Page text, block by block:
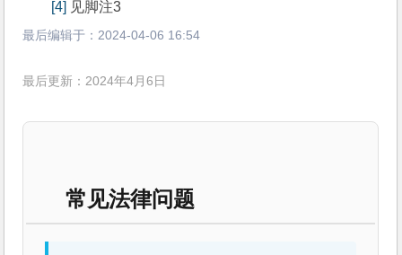
[4] 见脚注3
最后编辑于： 2024-04-06 16:54
最后更新：2024年4月6日
常见法律问题